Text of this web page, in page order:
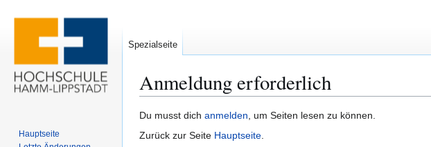
Anmeldung erforderlich
Zur
Navigation
Zur
Suche
Du musst dich anmelden, um Seiten lesen zu können.
Zurück zur Seite Hauptseite.
Spezialseite
Hauptseite